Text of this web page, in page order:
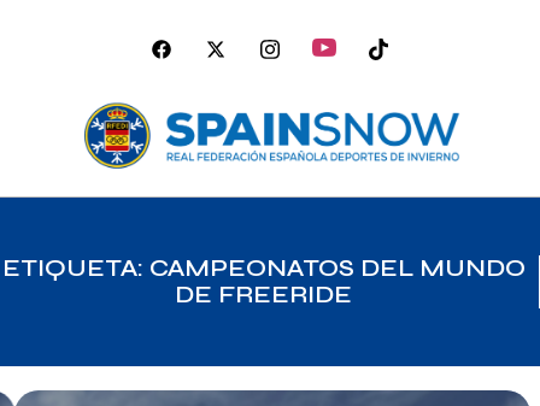
ETIQUETA: CAMPEONATOS DEL MUNDO
DE FREERIDE